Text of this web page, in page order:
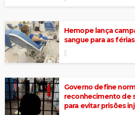
Hemope lança
sangue para as férias
Governo define
reconhecimento de
para evitar prisões